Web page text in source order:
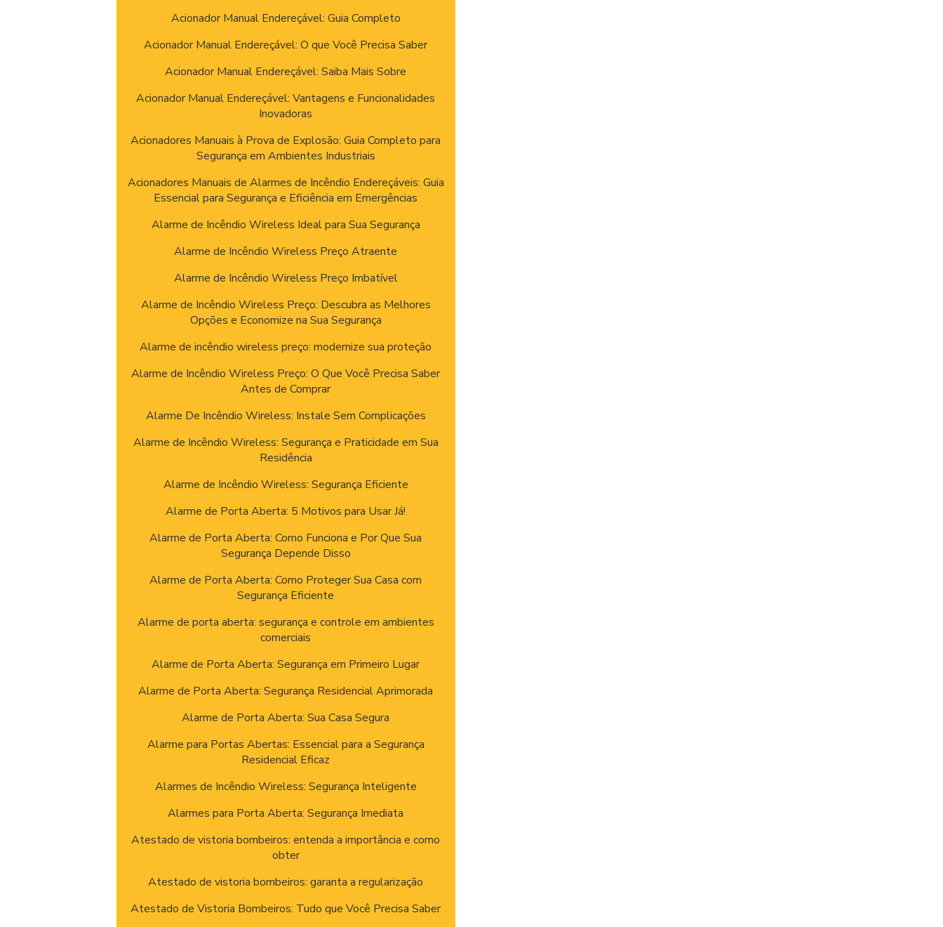
Acionador Manual Endereçável: Guia Completo
Acionador Manual Endereçável: O que Você Precisa Saber
Acionador Manual Endereçável: Saiba Mais Sobre
Acionador Manual Endereçável: Vantagens e Funcionalidades
Inovadoras
Acionadores Manuais à Prova de Explosão: Guia Completo para
Segurança em Ambientes Industriais
Acionadores Manuais de Alarmes de Incêndio Endereçáveis: Guia
Essencial para Segurança e Eficiência em Emergências
Alarme de Incêndio Wireless Ideal para Sua Segurança
Alarme de Incêndio Wireless Preço Atraente
Alarme de Incêndio Wireless Preço Imbatível
Alarme de Incêndio Wireless Preço: Descubra as Melhores
Opções e Economize na Sua Segurança
Alarme de incêndio wireless preço: modernize sua proteção
Alarme de Incêndio Wireless Preço: O Que Você Precisa Saber
Antes de Comprar
Alarme De Incêndio Wireless: Instale Sem Complicações
Alarme de Incêndio Wireless: Segurança e Praticidade em Sua
Residência
Alarme de Incêndio Wireless: Segurança Eficiente
Alarme de Porta Aberta: 5 Motivos para Usar Já!
Alarme de Porta Aberta: Como Funciona e Por Que Sua
Segurança Depende Disso
Alarme de Porta Aberta: Como Proteger Sua Casa com
Segurança Eficiente
Alarme de porta aberta: segurança e controle em ambientes
comerciais
Alarme de Porta Aberta: Segurança em Primeiro Lugar
Alarme de Porta Aberta: Segurança Residencial Aprimorada
Alarme de Porta Aberta: Sua Casa Segura
Alarme para Portas Abertas: Essencial para a Segurança
Residencial Eficaz
Alarmes de Incêndio Wireless: Segurança Inteligente
Alarmes para Porta Aberta: Segurança Imediata
Atestado de vistoria bombeiros: entenda a importância e como
obter
Atestado de vistoria bombeiros: garanta a regularização
Atestado de Vistoria Bombeiros: Tudo que Você Precisa Saber